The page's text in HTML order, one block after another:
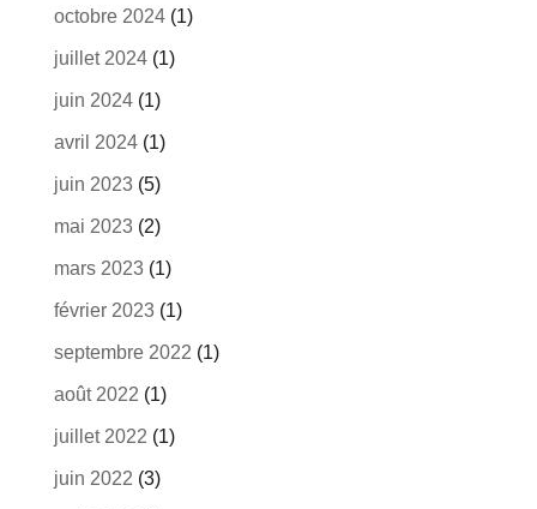
octobre 2024(1)
juillet 2024(1)
juin 2024(1)
avril 2024(1)
juin 2023(5)
mai 2023(2)
mars 2023(1)
février 2023(1)
septembre 2022 (1)
août 2022 (1)
juillet 2022 (1)
juin 2022 (3)